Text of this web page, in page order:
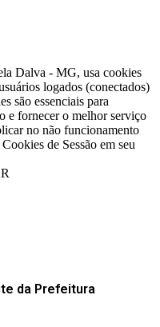
Dalva - MG, usa cookies
logados (conectados)
são essenciais para
e fornecer o melhor serviço
no não funcionamento
de Sessão em seu
da Prefeitura